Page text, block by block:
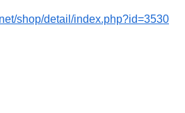
shop/detail/index.php?id=3530